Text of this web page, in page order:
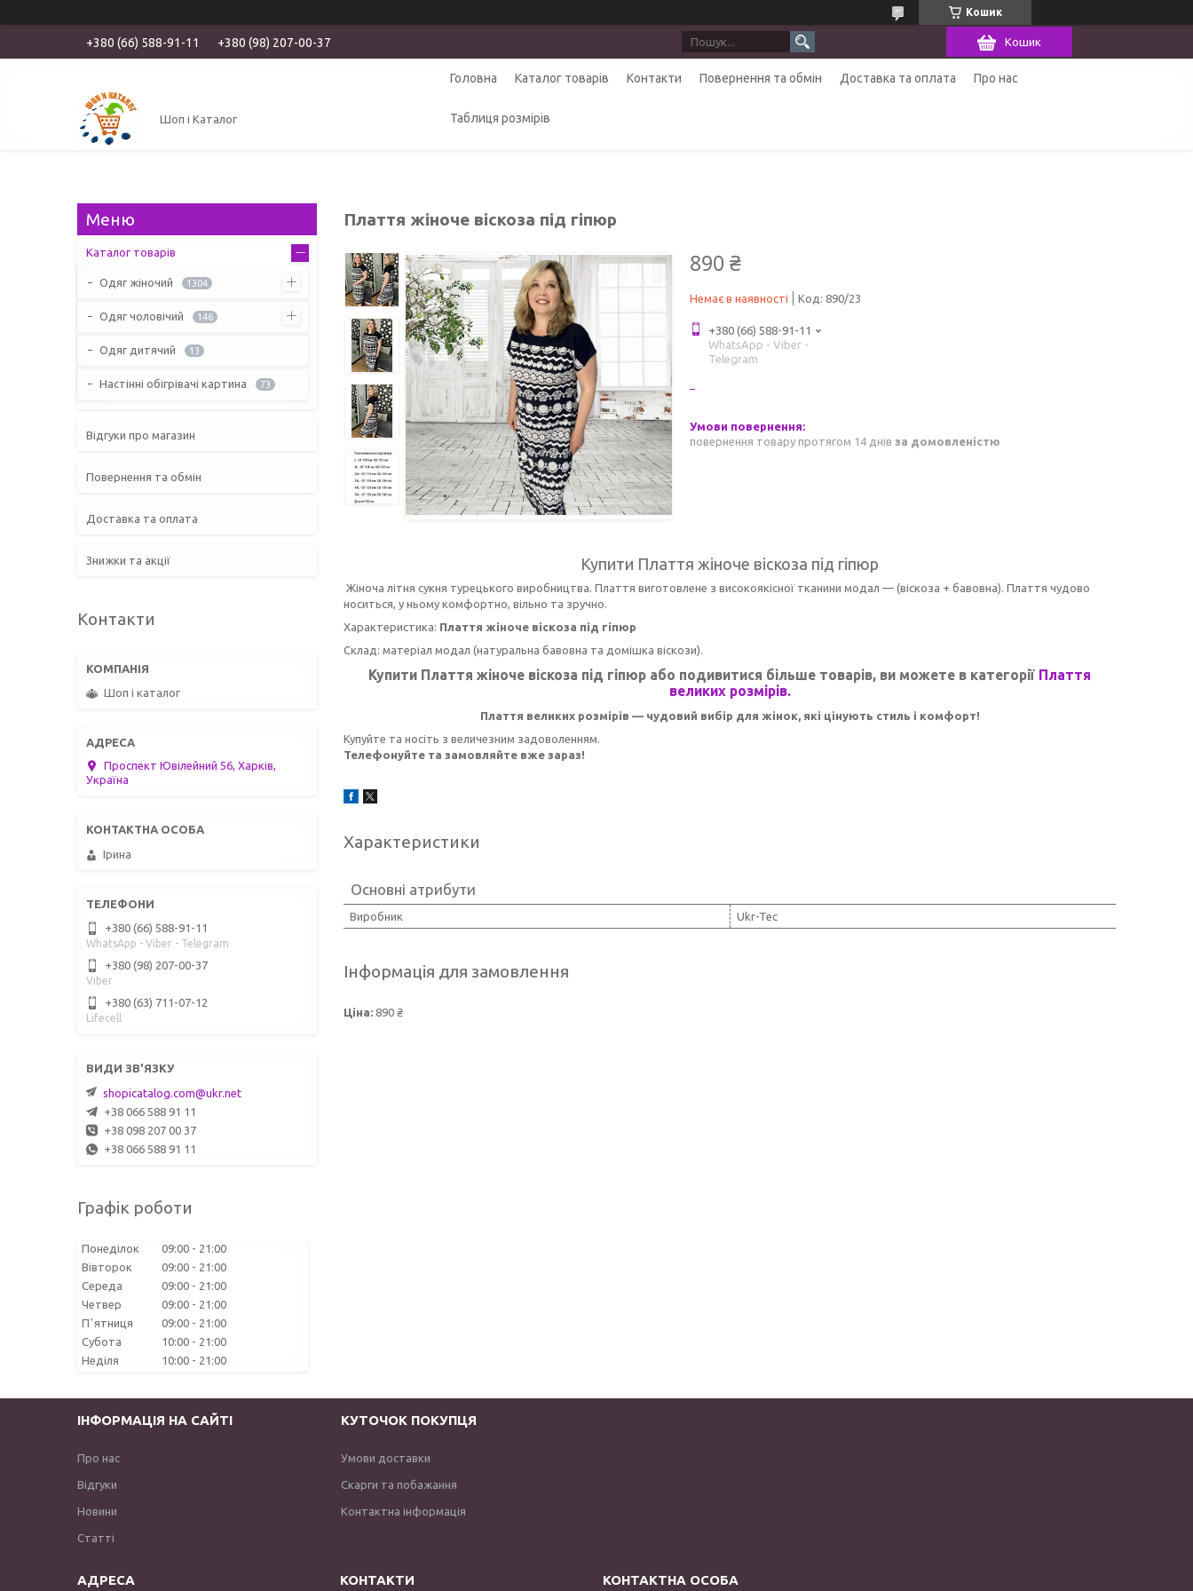
Кошик
+380 (66) 588-91-11 +380 (98) 207-00-37 Кошик
Шоп і Каталог
Головна Каталог товарів Контакти Повернення та обмін Доставка та оплата Про нас
Таблиця розмірів
Плаття жіноче віскоза під гіпюр
890 ₴
Немає в наявності Код: 890/23
+380 (66) 588-91-11
WhatsApp - Viber -
Telegram
повернення товару протягом 14 днів за домовленістю
Купити Плаття жіноче віскоза під гіпюр
Жіноча літня сукня турецького виробництва. Плаття виготовлене з високоякісної тканини модал — (віскоза + бавовна). Плаття чудово
носиться, у ньому комфортно, вільно та зручно.
Характеристика: Плаття жіноче віскоза під гіпюр
Склад: матеріал модал (натуральна бавовна та домішка віскози).
Купити Плаття жіноче віскоза під гіпюр або подивитися більше товарів, ви можете в категорії Плаття
великих розмірів.
Плаття великих розмірів — чудовий вибір для жінок, які цінують стиль і комфорт!
Купуйте та носіть з величезним задоволенням.
Телефонуйте та замовляйте вже зараз!
Характеристики
Основні атрибути
Виробник Ukr-Tec
Інформація для замовлення
Ціна: 890 ₴
Каталог товарів
Одяг жіночий 1304
Одяг чоловічий 146
Одяг дитячий 13
Настінні обігрівачі картина 73
Відгуки про магазин
Повернення та обмін
Доставка та оплата
Знижки та акції
Контакти
Шоп і каталог
Проспект Ювілейний 56, Харків,
Україна
Ірина
+380 (66) 588-91-11
WhatsApp - Viber - Telegram
+380 (98) 207-00-37
Viber
+380 (63) 711-07-12
Lifecell
shopicatalog.com@ukr.net
+38 066 588 91 11
+38 098 207 00 37
+38 066 588 91 11
Графік роботи
Понеділок 09:00
21:00
Вівторок
09:00
21:00
Середа
09:00
21:00
Четвер
09:00
21:00
Пʼятниця
09:00
21:00
Субота
10:00
21:00
Неділя
10:00 21:00
ІНФОРМАЦІЯ НА САЙТІ
Про нас
Відгуки
Новини
Статті
КУТОЧОК ПОКУПЦЯ
Умови доставки
Скарги та побажання
Контактна інформація